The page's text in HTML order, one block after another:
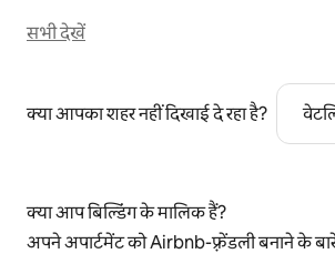
सभी देखें
क्या आपका शहर नहीं दिखाई दे रहा है?
क्या आप बिल्डिंग के मालिक हैं?
अपने अपार्टमेंट को Airbnb-फ़्रेंडली बनाने के